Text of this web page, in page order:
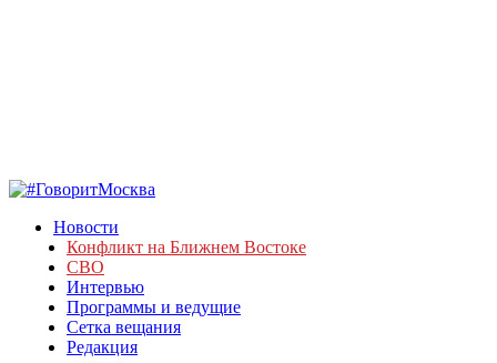
Новости
Конфликт на Ближнем Востоке
СВО
Интервью
Программы и ведущие
Сетка вещания
Редакция